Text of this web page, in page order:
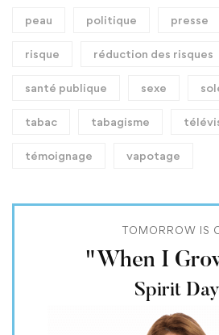
peau politique presse
risque réduction des risques
santé publique sexe
tabac tabagisme
témoignage vapotage
TOMORROW IS
"When I
Spirit